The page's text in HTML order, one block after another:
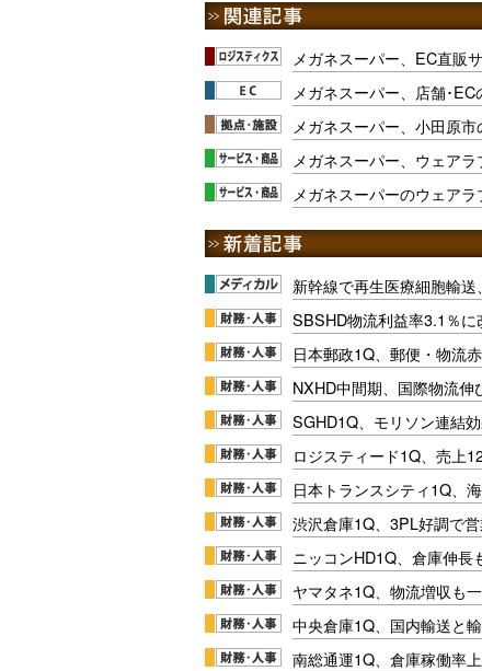
メガネスーパー、EC直販
メガネスーパー、店舗･
メガネスーパー、小田原
メガネスーパー、ウェア
メガネスーパーのウェア
新幹線で再生医療細胞輸
SBSHD物流利益率3.1％
日本郵政1Q、郵便・物流
NXHD中間期、国際物流伸
SGHD1Q、モリソン連結
ロジスティード1Q、売上
日本トランスシティ1Q、
渋沢倉庫1Q、3PL好調で
ニッコンHD1Q、倉庫伸長
ヤマタネ1Q、物流増収も
中央倉庫1Q、国内輸送と
南総通運1Q、倉庫稼働率